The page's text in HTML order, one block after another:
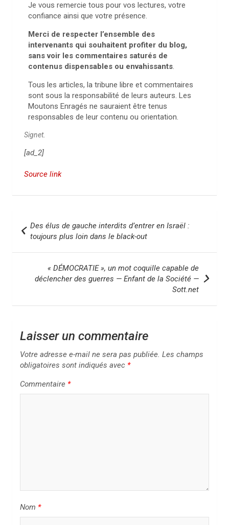
Je vous remercie tous pour vos lectures, votre
confiance ainsi que votre présence.
Merci de respecter l’ensemble des
intervenants qui souhaitent profiter du blog,
sans voir les commentaires saturés de
contenus dispensables ou envahissants.
Tous les articles, la tribune libre et commentaires
sont sous la responsabilité de leurs auteurs. Les
Moutons Enragés ne sauraient être tenus
responsables de leur contenu ou orientation.
Signet.
[ad_2]
Source link
v
Des élus de gauche interdits d’entrer en Israël :
toujours plus loin dans le black-out
« DÉMOCRATIE », un mot coquille capable de
déclencher des guerres — Enfant de la Société —
Sott.net
Laisser un commentaire
Votre adresse e-mail ne sera pas publiée. Les champs
obligatoires sont indiqués avec *
Commentaire *
Nom *